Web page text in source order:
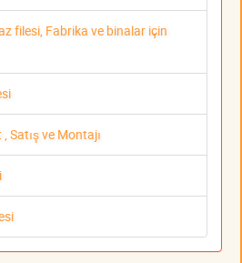
filesi, Fabrika ve binalar için
Satış ve Montajı